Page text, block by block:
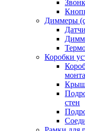
Диммеры
Коробки
стен